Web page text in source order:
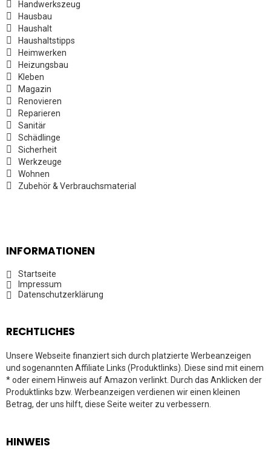
Handwerkszeug
Hausbau
Haushalt
Haushaltstipps
Heimwerken
Heizungsbau
Kleben
Magazin
Renovieren
Reparieren
Sanitär
Schädlinge
Sicherheit
Werkzeuge
Wohnen
Zubehör & Verbrauchsmaterial
INFORMATIONEN
Startseite
Impressum
Datenschutzerklärung
RECHTLICHES
Unsere Webseite finanziert sich durch platzierte Werbeanzeigen
und sogenannten Affiliate Links (Produktlinks). Diese sind mit einem
* oder einem Hinweis auf Amazon verlinkt. Durch das Anklicken der
Produktlinks bzw. Werbeanzeigen verdienen wir einen kleinen
Betrag, der uns hilft, diese Seite weiter zu verbessern.
HINWEIS